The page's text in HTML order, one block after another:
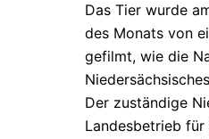
Das Tier wurde
des Monats von
gefilmt, wie die
Der zuständige
Landesbetrieb